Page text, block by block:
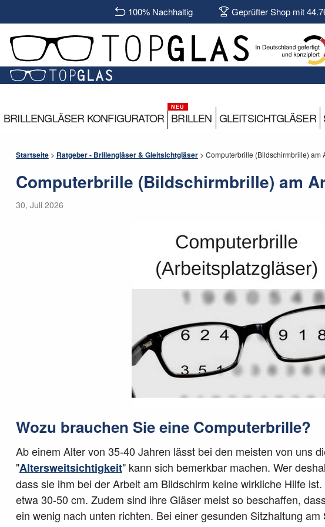
100% Nachhaltig Geprüfter Shop mit
BRILLENGLÄSER KONFIGURATOR BRILLEN GLEITSICHTGLÄSER
Startseite > Ratgeber - Brillengläser & Gleitsichtgläser > Computerbrille (Bildschirmbrille) am
Computerbrille (Bildschirmbrille) am
30, Juli 2026
Wozu brauchen Sie eine Computerbrille?
Ab einem Alter von 35-40 Jahren lässt bei den meisten von uns
"Altersweitsichtigkeit" kann sich bemerkbar machen. Wer
dass sie ihm bei der Arbeit am Bildschirm keine wirkliche Hilfe
etwa 30-50 cm. Zudem sind ihre Gläser meist so beschaffen,
ein wenig nach unten richten. Bei einer gesunden Sitzhaltung